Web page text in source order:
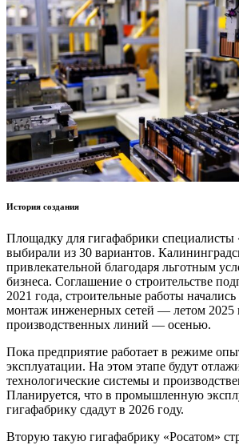
История создания
Площадку для гигафабрики специалисты
выбирали из 30 вариантов.
привлекательной благодаря льготным
бизнеса. Соглашение о строительстве
2021 года, строительные работы
монтаж инженерных сетей — летом 2025
производственных линий — осенью.
Пока предприятие работает в режиме
эксплуатации. На этом этапе будут
технологические системы и
Планируется, что в промышленную
гигафабрику сдадут в 2026 году.
Вторую такую гигафабрику «Росатом»